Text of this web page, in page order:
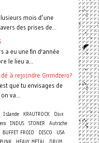
mois d’une
des prises de...
a eu une fin d'année
le lieu a...
à rejoindre Grrrndzero?
que tu envisages de
va...
Islande KRAUTROCK
Divx
INDUS STONER
Autriche
BUFFET FROID DISCO
USA